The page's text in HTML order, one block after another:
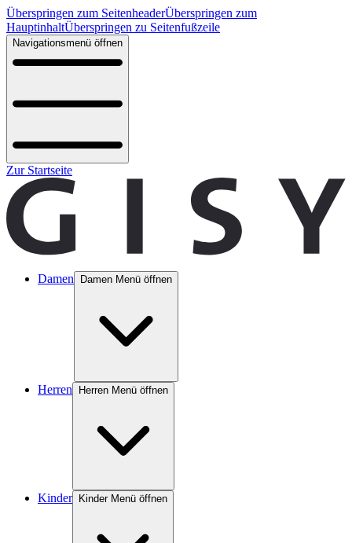
Überspringen zum SeitenheaderÜberspringen zum
HauptinhaltÜberspringen zu Seitenfußzeile
Navigationsmenü öffnen
Zur Startseite
Damen Damen Menü öffnen
Herren Herren Menü öffnen
Kinder Kinder Menü öffnen